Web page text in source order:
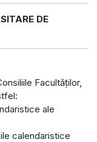
DE
Facultăţilor,
ale
calendaristice